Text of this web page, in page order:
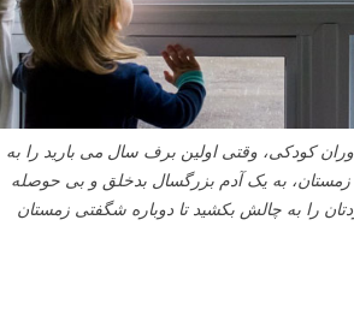
کودکی، وقتی اولین برف سال می بارید را به
زمستان، به یک آدم بزرگسال بدخلق و بی حوصله
را به چالش بکشید تا دوباره شگفتی زمستان